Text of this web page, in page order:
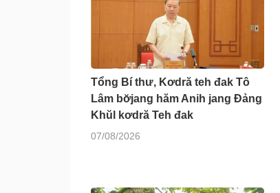
Tổng Bí thư, Kơdră teh đak Tô
Lâm bơ̆jang hăm Anih jang Đảng
Khŭl kơdră Teh đak
07/08/2026